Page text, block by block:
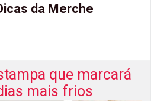
da Merche
que marcará
mais frios